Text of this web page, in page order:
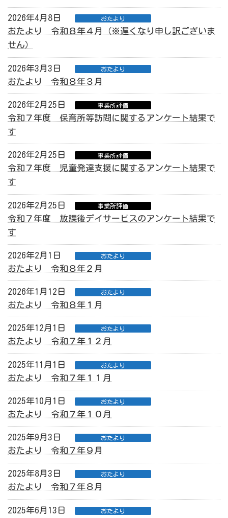
2026年4月8日 おたより
おたより 令和８年４月（※遅くなり申し訳ございま
せん）
2026年3月3日 おたより
おたより 令和８年３月
2026年2月25日 事業所評価
令和７年度 保育所等訪問に関するアンケート結果で
す
2026年2月25日 事業所評価
令和７年度 児童発達支援に関するアンケート結果で
す
2026年2月25日 事業所評価
令和７年度 放課後デイサービスのアンケート結果で
す
2026年2月1日 おたより
おたより 令和８年２月
2026年1月12日 おたより
おたより 令和８年１月
2025年12月1日 おたより
おたより 令和７年１２月
2025年11月1日 おたより
おたより 令和７年１１月
2025年10月1日 おたより
おたより 令和７年１０月
2025年9月3日 おたより
おたより 令和７年９月
2025年8月3日 おたより
おたより 令和７年８月
2025年6月13日 おたより